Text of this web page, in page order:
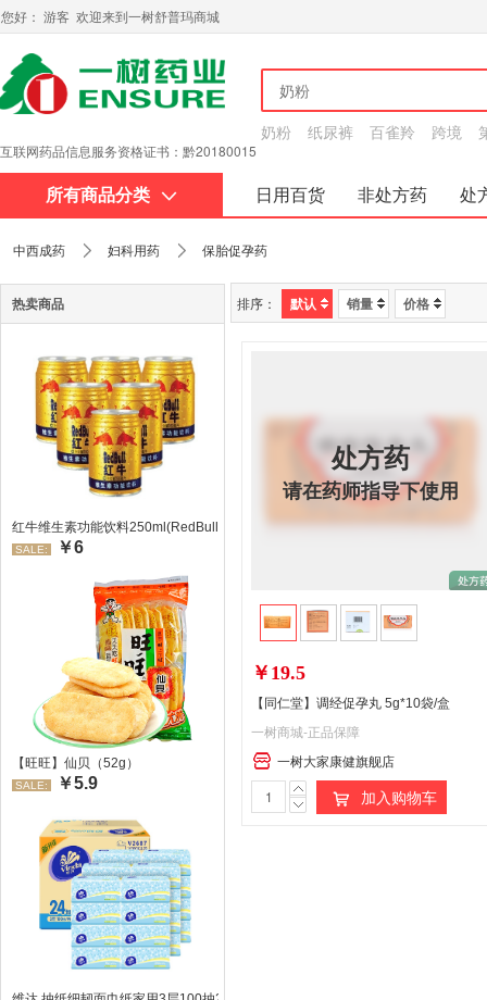
您好： 游客 欢迎来到一树舒普玛商城
互联网药品信息服务资格证书：黔20180015
奶粉 纸尿裤 百雀羚 跨境
所有商品分类 日用百货 非处方药
处
中西成药 妇科用药 保胎促孕药
热卖商品
红牛维生素功能饮料250ml(RedBull/红牛)
SALE: ￥6
【旺旺】仙贝（52g）
SALE: ￥5.9
排序： 默认 销量 价格
处方药
请在药师指导下使用
￥19.5
【同仁堂】调经促孕丸 5g*10袋/盒
一树商城-正品保障
一树大家康健旗舰店
加入购物车